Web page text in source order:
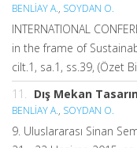
BENLİAY A., SOYDAN O.
INTERNATIONAL
in the frame of
cilt.1, sa.1, ss.39, (Özet
11. Dış Mekan
BENLİAY A., SOYDAN O.
9. Uluslararası Sinan